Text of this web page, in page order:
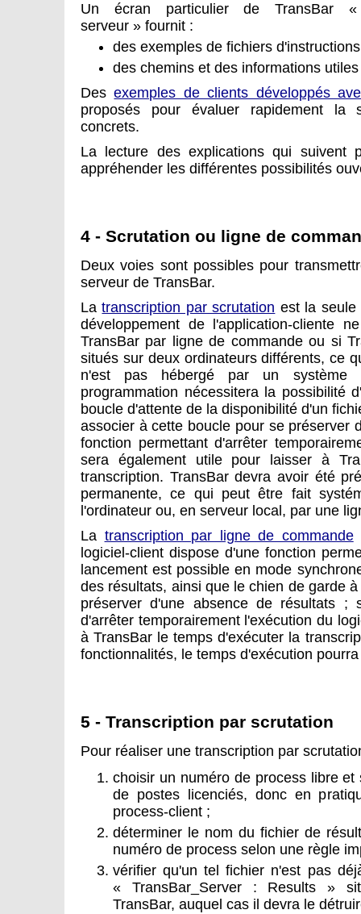
Un écran particulier de TransBar
serveur » fournit :
des exemples de fichiers
des chemins et des informations
Desexemples de clients développés
proposés pour évaluer rapidement la
concrets.
La lecture des explications qui suivent
appréhender les différentes possibilités
4 - Scrutation ou ligne de
Deux voies sont possibles pour
serveur de TransBar.
Latranscription par scrutation est la seule
développement de l'application-cliente
TransBar par ligne de commande ou si
situés sur deux ordinateurs différents, ce
n'est pas hébergé par un système
programmation nécessitera la possibilité
boucle d'attente de la disponibilité d'un
associer à cette boucle pour se préserver
fonction permettant d'arrêter
sera également utile pour laisser à
transcription. TransBar devra avoir été
permanente, ce qui peut être fait
l'ordinateur ou, en serveur local, par une
La transcription par ligne de commande
logiciel-client dispose d'une fonction
lancement est possible en mode
des résultats, ainsi que le chien de garde
préserver d'une absence de résultats ;
d'arrêter temporairement l'exécution du
à TransBar le temps d'exécuter la
fonctionnalités, le temps d'exécution
5 - Transcription par scrutation
Pour réaliser une transcription par
choisir un numéro de process libre
de postes licenciés, donc en
process-client ;
déterminer le nom du fichier de
numéro de process selon une règle
vérifier qu'un tel fichier n'est pas
« TransBar_Server : Results »
TransBar, auquel cas il devra le